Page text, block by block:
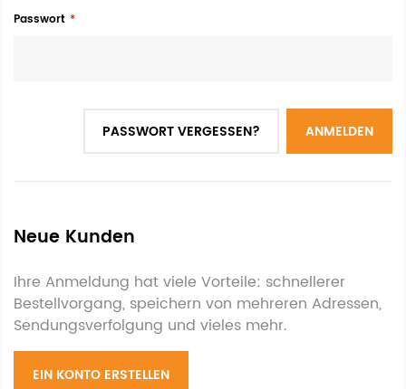
Passwort
ANMELDEN
PASSWORT VERGESSEN?
Neue Kunden
Ihre Anmeldung hat viele Vorteile: schnellerer
Bestellvorgang, speichern von mehreren Adressen,
Sendungsverfolgung und vieles mehr.
EIN KONTO ERSTELLEN